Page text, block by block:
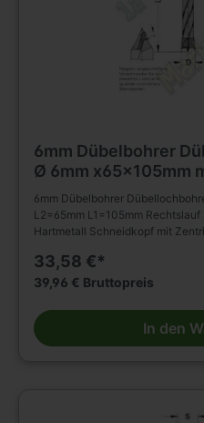
6mm Dübelbohrer
Ø 6mm x65x105mm
Schaft 10mm
6mm Dübelbohrer
L2=65mm L1=105mm
Hartmetall Schneidkopf mit
Rückenfreischliff. Spiralteil
mit Spannfläche ohne
Bohrmaschinen. Zum Bohren
Holz- und Plattenwerkstoffen
Ausführung. Die
33,58 €*
39,96 € Bruttopreis
In den